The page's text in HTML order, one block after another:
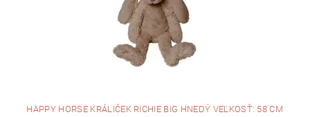
HAPPY HORSE KRÁLIČEK RICHIE BIG HNEDÝ VEĽKOSŤ: 58 CM